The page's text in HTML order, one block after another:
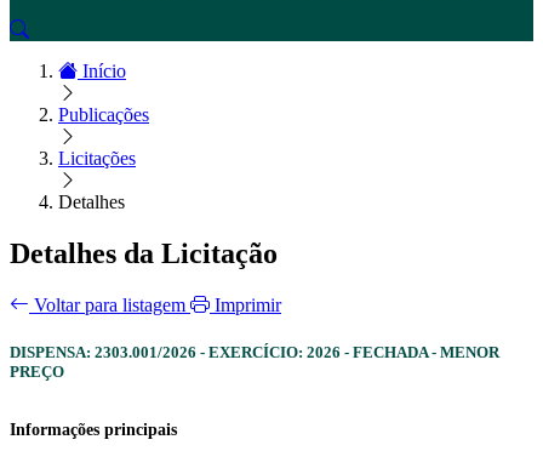
Início
Publicações
Licitações
Detalhes
Detalhes da Licitação
Voltar para listagem Imprimir
DISPENSA: 2303.001/2026 - EXERCÍCIO: 2026 - FECHADA - MENOR
PREÇO
Informações principais